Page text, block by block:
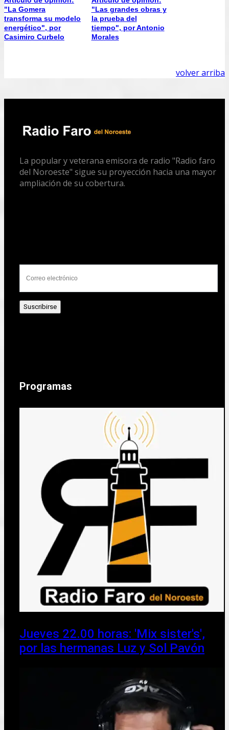
"La Gomera
transforma su modelo
energético", por
Casimiro Curbelo
"Las grandes obras y
la prueba del
tiempo", por Antonio
Morales
volver arriba
La popular y veterana emisora de radio "Radio faro
del Noroeste" sigue su proyección hacia una mayor
ampliación de su cobertura.
Programas
Jueves 22.00 horas: 'Mix sister's',
por las hermanas Luz y Sol Pavón